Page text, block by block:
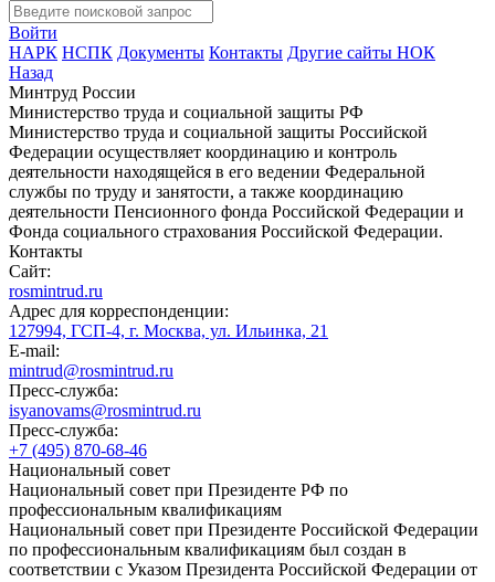
Войти
НАРК НСПК Документы Контакты Другие сайты НОК
Назад
Минтруд России
Министерство труда и социальной защиты РФ
Министерство труда и социальной защиты Российской
Федерации осуществляет координацию и контроль
деятельности находящейся в его ведении Федеральной
службы по труду и занятости, а также координацию
деятельности Пенсионного фонда Российской Федерации и
Фонда социального страхования Российской Федерации.
Контакты
Сайт:
rosmintrud.ru
Адрес для корреспонденции:
127994, ГСП-4, г. Москва, ул. Ильинка, 21
E-mail:
mintrud@rosmintrud.ru
Пресс-служба:
isyanovams@rosmintrud.ru
Пресс-служба:
+7 (495) 870-68-46
Национальный совет
Национальный совет при Президенте РФ по
профессиональным квалификациям
Национальный совет при Президенте Российской Федерации
по профессиональным квалификациям был создан в
соответствии с Указом Президента Российской Федерации от